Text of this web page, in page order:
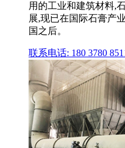
用的工业和建筑材料,
展,现已在国际石膏产
国之后。
联系电话: 180 3780